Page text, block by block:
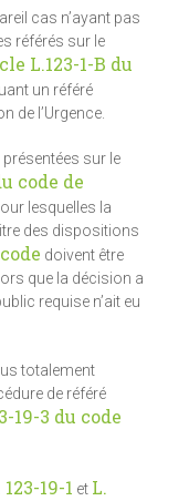
cas n’ayant pas
référés sur le
L.123-1-B du
un référé
de l’Urgence.
sur le
code de
lesquelles la
des dispositions
doivent être
que la décision a
requise n’ait eu
totalement
de référé
19-3 du code
19-1 et L.